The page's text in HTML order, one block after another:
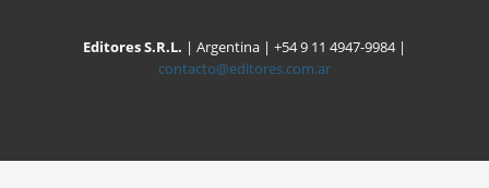
Editores S.R.L. | Argentina | +54 9 11 4947-9984 |
contacto@editores.com.ar